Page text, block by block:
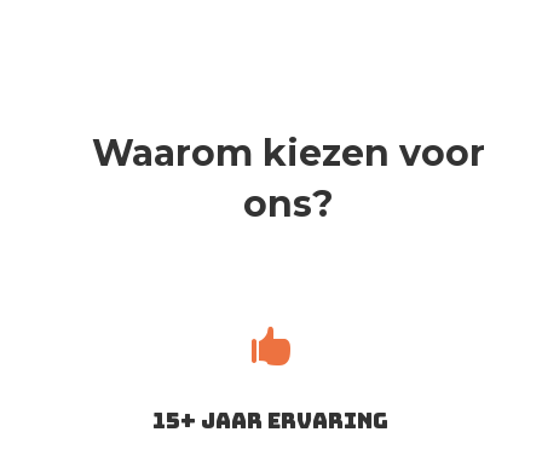
Waarom kiezen voor
ons?

15+ jaar ervaring